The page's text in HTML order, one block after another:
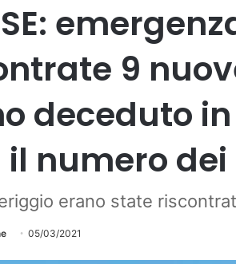
9
deceduto
il numero
erano state
05/03/2021